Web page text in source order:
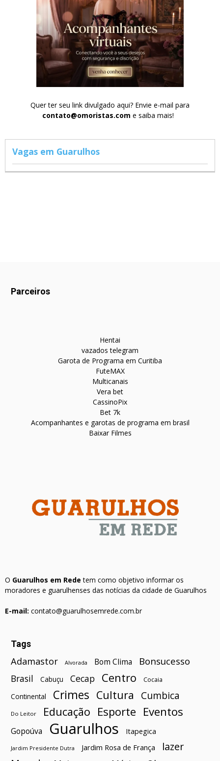
Quer ter seu link divulgado aqui? Envie e-mail para
contato@omoristas.com e saiba mais!
Vagas em Guarulhos
Parceiros
Hentai
vazados telegram
Garota de Programa em Curitiba
FuteMAX
Multicanais
Vera bet
CassinoPix
Bet 7k
Acompanhantes e garotas de programa em brasil
Baixar Filmes
O Guarulhos em Rede tem como objetivo informar os
moradores e guarulhenses das notícias da cidade de Guarulhos
E-mail: contato@guarulhosemrede.com.br
Tags
Adamastor Alvorada Bom Clima Bonsucesso
Brasil Cabuçu Cecap Centro Cocaia
Continental Crimes Cultura Cumbica
Do Leitor Educação Esporte Eventos
Gopoúva Guarulhos Itapegica
Jardim Presidente Dutra Jardim Rosa de França
lazer